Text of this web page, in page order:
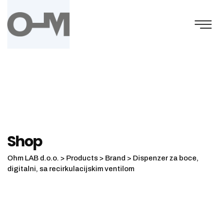
content
Shop
Ohm LAB d.o.o. > Products > Brand > Dispenzer za boce,
digitalni, sa recirkulacijskim ventilom